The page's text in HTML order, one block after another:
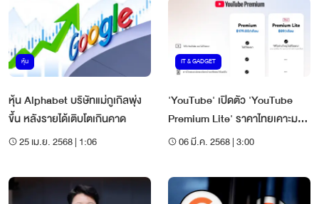
หุ้น
หุ้น Alphabet บริษัทแม่กูเกิลพุ่ง
ขึ้น หลังรายได้เติบโตเกินคาด
25 เม.ย. 2568 | 1:06
IT & GADGET
'YouTube' เปิดตัว 'YouTube
Premium Lite' ราคาไทยเคาะมาที่
89 บาทต่อเดือน
06 มี.ค. 2568 | 3:00